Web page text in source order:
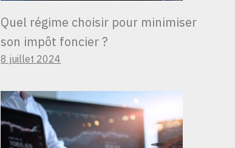
Quel régime choisir pour minimiser
son impôt foncier ?
8 juillet 2024